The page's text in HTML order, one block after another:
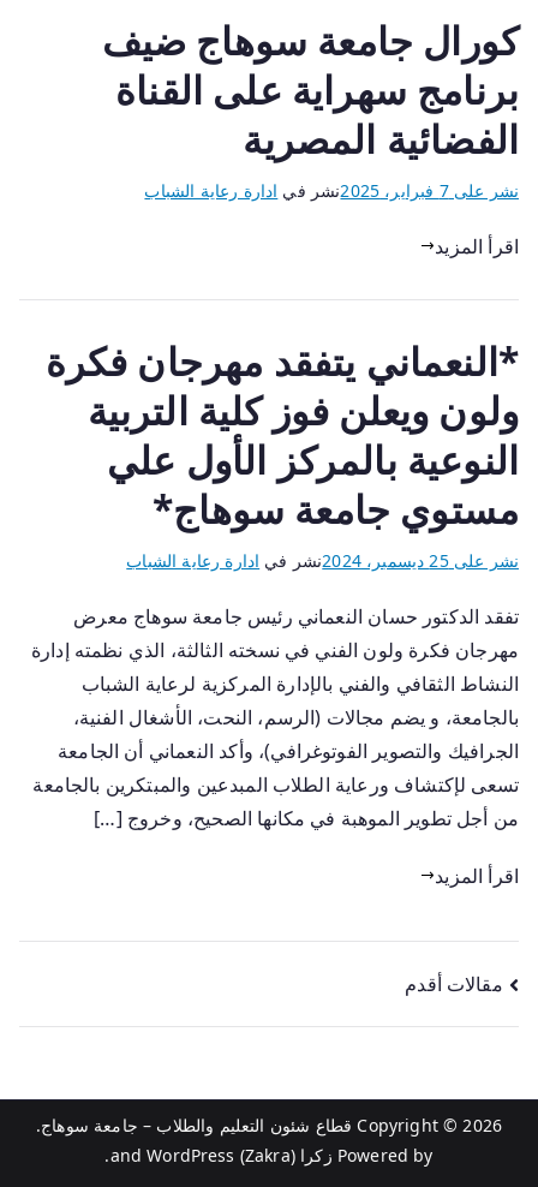
كورال جامعة سوهاج ضيف
برنامج سهراية على القناة
الفضائية المصرية
نشر على7 فبراير، 2025 نشر في ادارة رعاية الشباب
اقرأ المزيد
*النعماني يتفقد مهرجان فكرة
ولون ويعلن فوز كلية التربية
النوعية بالمركز الأول علي
مستوي جامعة سوهاج*
نشر على25 ديسمبر، 2024 نشر في ادارة رعاية الشباب
تفقد الدكتور حسان النعماني رئيس جامعة سوهاج معرض
مهرجان فكرة ولون الفني في نسخته الثالثة، الذي نظمته إدارة
النشاط الثقافي والفني بالإدارة المركزية لرعاية الشباب
بالجامعة، و يضم مجالات (الرسم، النحت، الأشغال الفنية،
الجرافيك والتصوير الفوتوغرافي)، وأكد النعماني أن الجامعة
تسعى لإكتشاف ورعاية الطلاب المبدعين والمبتكرين بالجامعة
من أجل تطوير الموهبة في مكانها الصحيح، وخروج […]
اقرأ المزيد
مقالات أقدم
Copyright © 2026 قطاع شئون التعليم والطلاب – جامعة سوهاج.
Powered by زكرا (Zakra) WordPress
.